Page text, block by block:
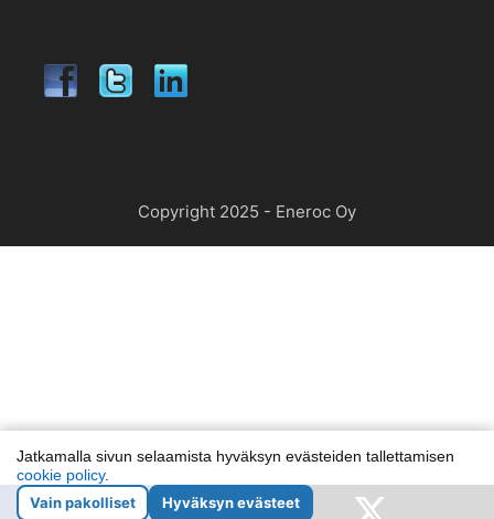
Copyright 2025 - Eneroc Oy
Jatkamalla sivun selaamista hyväksyn evästeiden tallettamisen
cookie policy.
Vain pakolliset
Hyväksyn evästeet